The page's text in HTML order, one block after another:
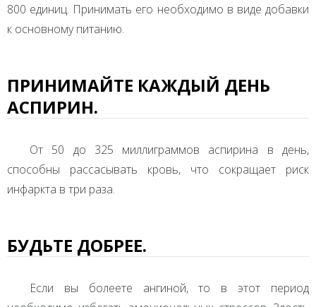
800 единиц. Принимать его необходимо в виде добавки
к основному питанию.
ПРИНИМАЙТЕ КАЖДЫЙ ДЕНЬ
АСПИРИН.
От 50 до 325 миллиграммов аспирина в день,
способны рассасывать кровь, что сокращает риск
инфаркта в три раза.
БУДЬТЕ ДОБРЕЕ.
Если вы болеете ангиной, то в этот период